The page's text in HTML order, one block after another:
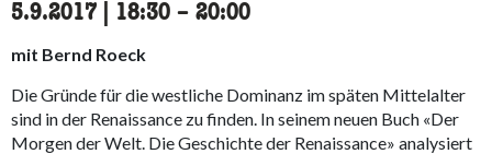
5.9.2017 18:30 accessibility.time_to
– 20:00
mit Bernd Roeck
Die Gründe für die westliche Dominanz im späten Mittelalter
sind in der Renaissance zu finden. In seinem neuen Buch «Der
Morgen der Welt. Die Geschichte der Renaissance» analysiert